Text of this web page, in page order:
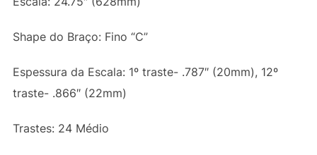
Shape do Braço: Fino “C”
Espessura da Escala: 1º traste- .787″ (20mm), 12º
traste- .866″ (22mm)
Trastes: 24 Médio